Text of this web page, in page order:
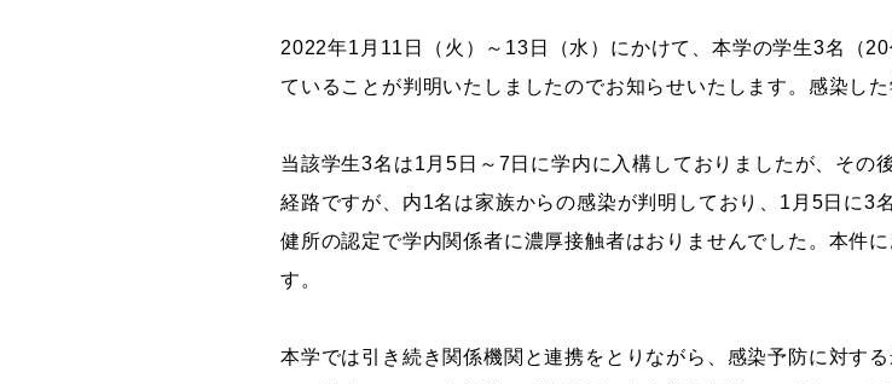
プロダクトデザイン学科
アニメーションコース
芸
人
2022年1月11日（火）～13日（水）にかけて、本学の学生3名（
ていることが判明いたしましたのでお知らせいたします。感染し
当該学生3名は1月5日～7日に学内に入構しておりましたが、その
経路ですが、内1名は家族からの感染が判明しており、1月5日に3
健所の認定で学内関係者に濃厚接触者はおりませんでした。本件
す。
本学では引き続き関係機関と連携をとりながら、感染予防に対す